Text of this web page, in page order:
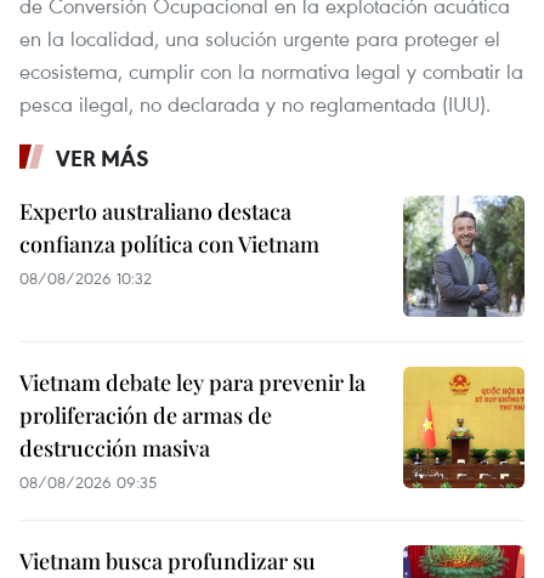
en la localidad, una solución urgente para proteger el
ecosistema, cumplir con la normativa legal y combatir la
pesca ilegal, no declarada y no reglamentada (IUU).
VER MÁS
Experto australiano destaca
confianza política con Vietnam
08/08/2026 10:32
Vietnam debate ley para prevenir la
proliferación de armas de
destrucción masiva
08/08/2026 09:35
Vietnam busca profundizar su